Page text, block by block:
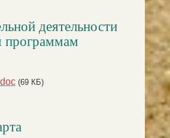
деятельности
программам
(69 КБ)